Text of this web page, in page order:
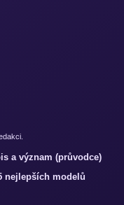
a význam (průvodce)
nejlepších modelů